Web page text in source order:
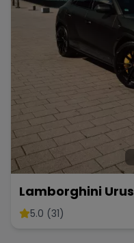
Lamborghini Urus
5.0 (31)